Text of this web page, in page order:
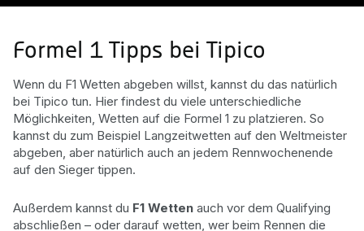
Formel 1 Tipps bei Tipico
Wenn du F1 Wetten abgeben willst, kannst du das natürlich
bei Tipico tun. Hier findest du viele unterschiedliche
Möglichkeiten, Wetten auf die Formel 1 zu platzieren. So
kannst du zum Beispiel Langzeitwetten auf den Weltmeister
abgeben, aber natürlich auch an jedem Rennwochenende
auf den Sieger tippen.
Außerdem kannst du F1 Wetten auch vor dem Qualifying
abschließen – oder darauf wetten, wer beim Rennen die